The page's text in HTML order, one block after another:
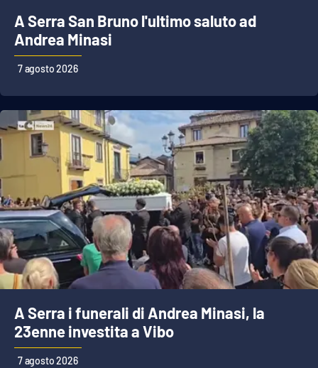
LOCALI
Crotone
Vibo Valentia
Reggio Calabria
Cosenza
Lamezia Terme
PROGETTI
SPECIALI
Buona Sanità Calabria
A Serra San Bruno l'ultimo saluto ad
Andrea Minasi
7 agosto 2026
A Serra i funerali di Andrea Minasi, la
23enne investita a Vibo
7 agosto 2026